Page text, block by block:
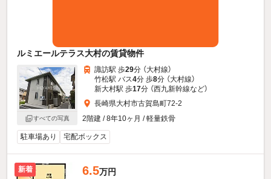
ルミエールテラス大村の賃貸物件
すべての写真
諏訪駅 歩29分 （大村線）
竹松駅 バス4分 歩8分 （大村線）
新大村駅 歩17分 （西九新幹線など）
長崎県大村市古賀島町72-2
2階建 / 8年10ヶ月 / 軽量鉄骨
駐車場あり 宅配ボックス
新着 6.5万円